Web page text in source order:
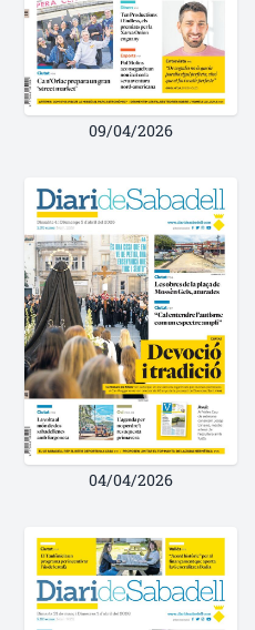
09/04/2026
04/04/2026